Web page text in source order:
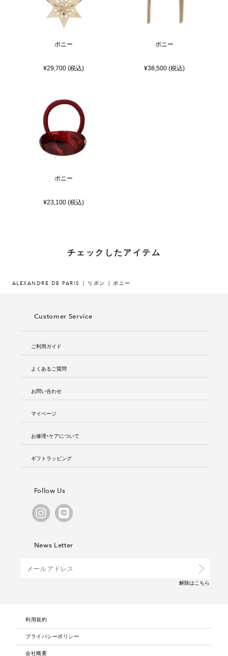
ポニー
¥29,700 (税込)
ポニー
¥38,500 (税込)
ポニー
¥23,100 (税込)
チェックしたアイテム
ALEXANDRE DE PARIS リボン ポニー
Customer Service
ご利用ガイド
よくあるご質問
お問い合わせ
マイページ
お修理・ケアについて
ギフトラッピング
Follow Us
News Letter
解除は こちら
利用規約
プライバシーポリシー
会社概要